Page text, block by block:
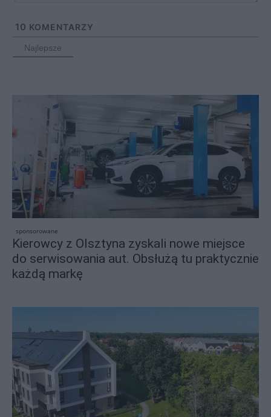
10 KOMENTARZY
Najlepsze
sponsorowane
Kierowcy z Olsztyna zyskali nowe miejsce
do serwisowania aut. Obsłużą tu praktycznie
każdą markę